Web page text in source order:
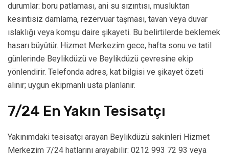
durumlar: boru patlaması, ani su sızıntısı, musluktan
kesintisiz damlama, rezervuar taşması, tavan veya duvar
ıslaklığı veya komşu daire şikayeti. Bu belirtilerde beklemek
hasarı büyütür. Hizmet Merkezim gece, hafta sonu ve tatil
günlerinde Beylikdüzü ve Beylikdüzü çevresine ekip
yönlendirir. Telefonda adres, kat bilgisi ve şikayet özeti
alınır; uygun ekipmanlı usta planlanır.
7/24 En Yakın Tesisatçı
Yakınımdaki tesisatçı arayan Beylikdüzü sakinleri Hizmet
Merkezim 7/24 hatlarını arayabilir: 0212 993 72 93 veya